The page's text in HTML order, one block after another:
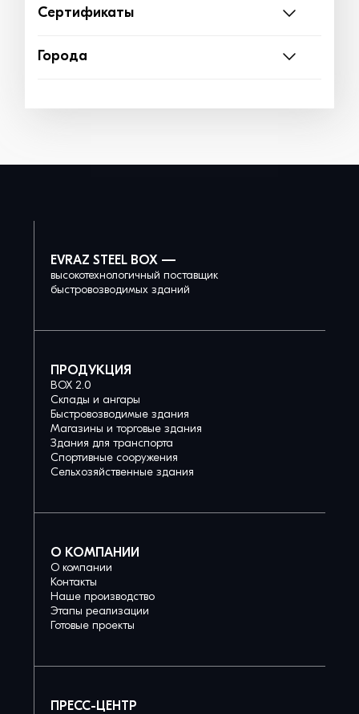
Сертификаты
Города
EVRAZ STEEL BOX —
высокотехнологичный поставщик
быстровозводимых зданий
ПРОДУКЦИЯ
BOX 2.0
Склады и ангары
Быстровозводимые здания
Магазины и торговые здания
Здания для транспорта
Спортивные сооружения
Сельхозяйственные здания
О КОМПАНИИ
О компании
Контакты
Наше производство
Этапы реализации
Готовые проекты
ПРЕСС-ЦЕНТР